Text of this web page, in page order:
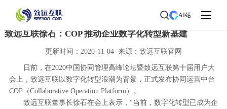
AI站
首页>了解致远>新闻中心
致远互联徐石：COP 推动企业数字化转型新基建
更新时间：2020-11-04 来源：致远互联官网
日前，在2020中国协同管理高峰论坛暨致远互联第十届用户大
会上，致远互联以数字化转型浪潮为背景，正式发布协同运营中台
COP（Collaborative Operation Platform）。
致远互联董事长徐石在会上表示，“当前，数字化转型已成为企